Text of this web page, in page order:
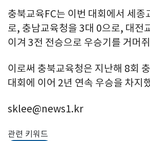
충북교육FC는 이번 대회에서 세종
로, 충남교육청을 3대 0으로, 대전
이겨 3전 전승으로 우승기를 거머
이로써 충북교육청은 지난해 8회
대회에 이어 2년 연속 우승을 차지
sklee@news1.kr
관련 키워드